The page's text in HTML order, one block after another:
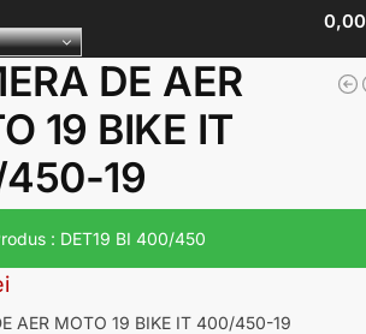
0,00
DE AER
19 BIKE IT
19
: DET19 BI 400/450
AER MOTO 19 BIKE IT 400/450-19